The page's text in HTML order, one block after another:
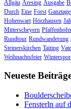
Allgäu Aresing Ausgabe
Durch Eine Forst
Hohenwart Hörzhausen
Mitterscheyern
Rundtour Rundwanderung
Steinerskirchen Taiting
Weihnachtsfeier
Neueste
Fensterln auf